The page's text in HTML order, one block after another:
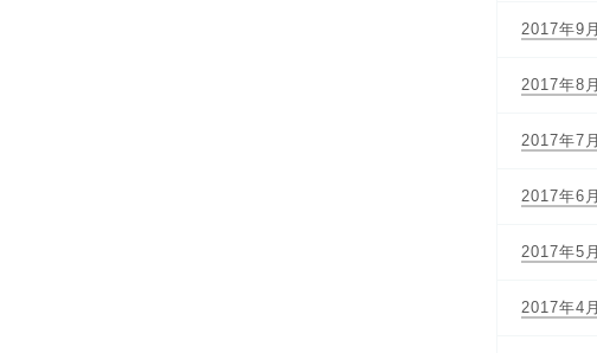
2017年9月
2017年8月
2017年7月
2017年6月
2017年5月
2017年4月